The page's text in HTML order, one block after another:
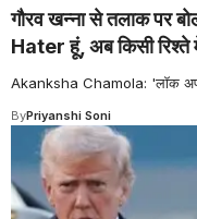
गौरव खन्ना से तलाक पर
Hater हूं, अब किसी रिश्ते में
Akanksha Chamola: 'लॉक
ByPriyanshi Soni